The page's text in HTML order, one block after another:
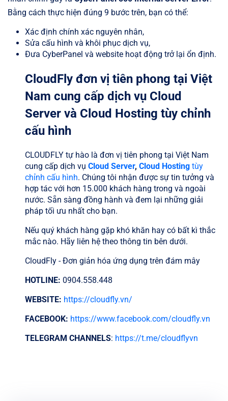
Bằng cách thực hiện đúng 9 bước trên, bạn có thể:
Xác định chính xác nguyên nhân,
Sửa cấu hình và khôi phục dịch vụ,
Đưa CyberPanel và website hoạt động trở lại ổn định.
CloudFly đơn vị tiên phong tại Việt
Nam cung cấp dịch vụ Cloud
Server và Cloud Hosting tùy chỉnh
cấu hình
CLOUDFLY tự hào là đơn vị tiên phong tại Việt Nam
cung cấp dịch vụ Cloud Server, Cloud Hosting tùy
chỉnh cấu hình. Chúng tôi nhận được sự tin tưởng và
hợp tác với hơn 15.000 khách hàng trong và ngoài
nước. Sẵn sàng đồng hành và đem lại những giải
pháp tối ưu nhất cho bạn.
Nếu quý khách hàng gặp khó khăn hay có bất kì thắc
mắc nào. Hãy liên hệ theo thông tin bên dưới.
CloudFly - Đơn giản hóa ứng dụng trên đám mây
HOTLINE: 0904.558.448
WEBSITE: https://cloudfly.vn/
FACEBOOK: https://www.facebook.com/cloudfly.vn
TELEGRAM CHANNELS: https://t.me/cloudflyvn